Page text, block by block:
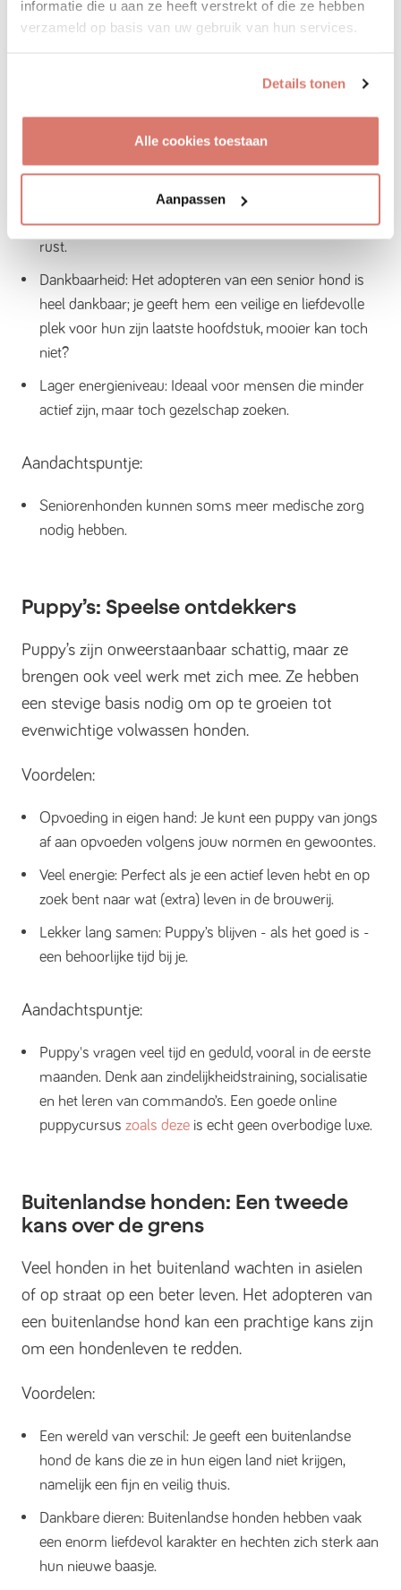
informatie die u aan ze heeft verstrekt of die ze hebben
verzameld op basis van uw gebruik van hun services.
Details tonen
Alle cookies toestaan
Aanpassen
leeftijd
hun laatste jaren. Hoewel ze minder lang bij je zijn,
Rustig en knuffelig: Senioren hebben vaak een
rustigere levensstijl en genieten van veel knuffels en
rust.
Dankbaarheid: Het adopteren van een senior hond is
heel dankbaar; je geeft hem een veilige en liefdevolle
plek voor hun zijn laatste hoofdstuk, mooier kan toch
niet?
Lager energieniveau: Ideaal voor mensen die minder
actief zijn, maar toch gezelschap zoeken.
Aandachtspuntje:
Seniorenhonden kunnen soms meer medische zorg
nodig hebben.
Puppy’s: Speelse ontdekkers
Puppy’s zijn onweerstaanbaar schattig, maar ze
brengen ook veel werk met zich mee. Ze hebben
een stevige basis nodig om op te groeien tot
evenwichtige volwassen honden.
Voordelen:
Opvoeding in eigen hand: Je kunt een puppy van jongs
af aan opvoeden volgens jouw normen en gewoontes.
Veel energie: Perfect als je een actief leven hebt en op
zoek bent naar wat (extra) leven in de brouwerij.
Lekker lang samen: Puppy’s blijven - als het goed is -
een behoorlijke tijd bij je.
Aandachtspuntje:
Puppy's vragen veel tijd en geduld, vooral in de eerste
maanden. Denk aan zindelijkheidstraining, socialisatie
en het leren van commando’s. Een goede online
puppycursus zoals deze is echt geen overbodige luxe.
Buitenlandse honden: Een tweede
kans over de grens
Veel honden in het buitenland wachten in asielen
of op straat op een beter leven. Het adopteren van
een buitenlandse hond kan een prachtige kans zijn
om een hondenleven te redden.
Voordelen:
Een wereld van verschil: Je geeft een buitenlandse
hond de kans die ze in hun eigen land niet krijgen,
namelijk een fijn en veilig thuis.
Dankbare dieren: Buitenlandse honden hebben vaak
een enorm liefdevol karakter en hechten zich sterk aan
hun nieuwe baasje.